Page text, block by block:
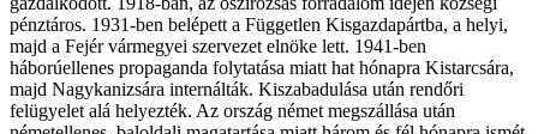
pénztáros. 1931-ben belépett a Független Kisgazdapártba, a helyi,
majd a Fejér vármegyei szervezet elnöke lett. 1941-ben
háborúellenes propaganda folytatása miatt hat hónapra Kistarcsára,
majd Nagykanizsára internálták. Kiszabadulása után rendőri
felügyelet alá helyezték. Az ország német megszállása után